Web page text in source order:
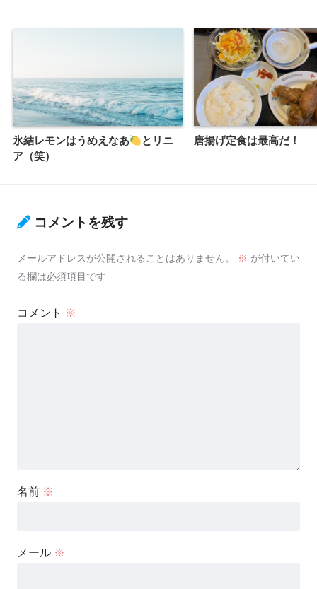
氷結レモンはうめえなあ
とリニ
ア（笑）
唐揚げ定食は最高だ！
コメントを残す
メールアドレスが公開されることはありません。 ※ が付いてい
る欄は必須項目です
コメント ※
名前 ※
メール ※